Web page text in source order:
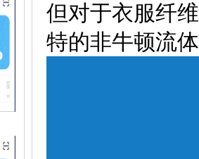
但对于衣服纤
特的非牛顿流